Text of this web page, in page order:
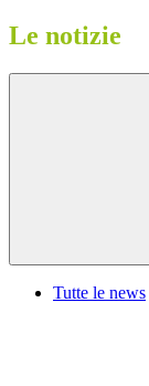
Le notizie
Tutte le news